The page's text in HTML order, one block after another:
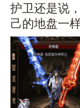
护卫还是说
己的地盘一